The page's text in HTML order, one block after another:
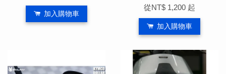
加入購物車
從NT$ 1,200 起
加入購物車